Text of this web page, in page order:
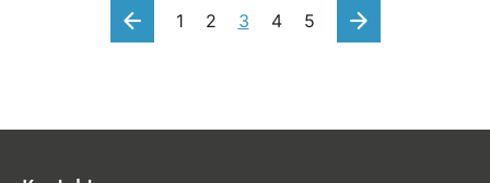
vorherige
1 2 3 4 5 nächste